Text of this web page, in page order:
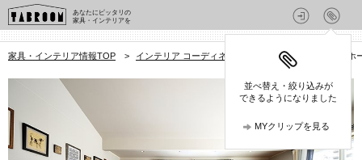
あなたにピッタリの
家具・インテリアを
並べ替え・絞り込みが
できるようになりました
MYクリップを見る
家具・インテリア情報TOP > インテリア コーディネート集 リビング 三井ホ